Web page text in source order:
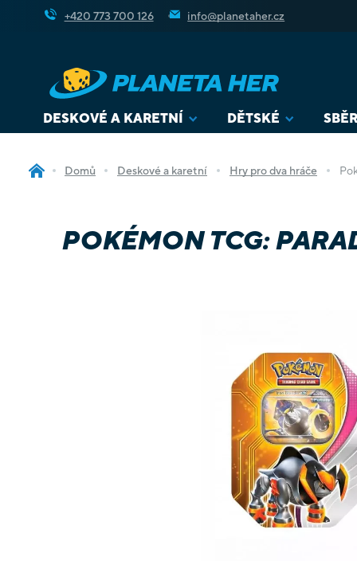
+420 773 700 126 info@planetaher.cz
DESKOVÉ A KARETNÍ DĚTSKÉ
Domů Deskové a karetní Hry pro dva hráče
POKÉMON TCG: